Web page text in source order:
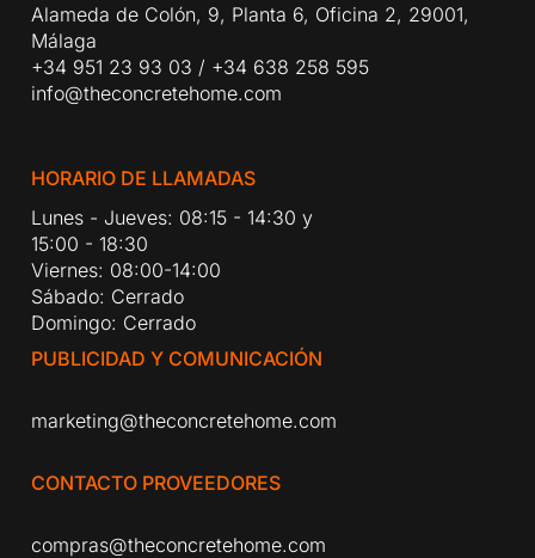
Alameda de Colón, 9, Planta 6, Oficina 2, 29001,
Málaga
+34 951 23 93 03 / +34 638 258 595
info@theconcretehome.com
HORARIO DE LLAMADAS
Lunes - Jueves: 08:15 - 14:30 y
15:00 - 18:30
Viernes: 08:00-14:00
Sábado: Cerrado
Domingo: Cerrado
PUBLICIDAD Y COMUNICACIÓN
marketing@theconcretehome.com
CONTACTO PROVEEDORES
compras@theconcretehome.com